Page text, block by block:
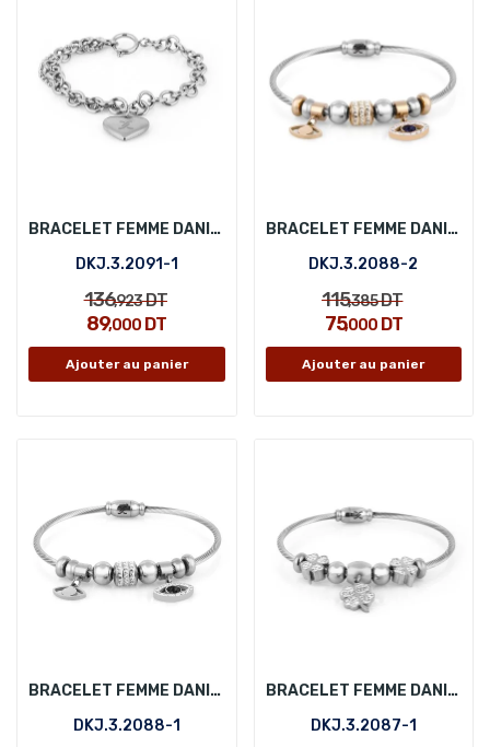
BRACELET FEMME DANIEL KLEIN DKJ.3.2091-1
DKJ.3.2091-1
136,923DT
89,000 DT
Ajouter au panier
BRACELET FEMME DANIEL KLEIN DKJ.3.2088-2
DKJ.3.2088-2
115,385DT
75,000DT
Ajouter au panier
BRACELET FEMME DANIEL KLEIN DKJ.3.2088-1
DKJ.3.2088-1
BRACELET FEMME DANIEL KLEIN DKJ.3.2087-1
DKJ.3.2087-1